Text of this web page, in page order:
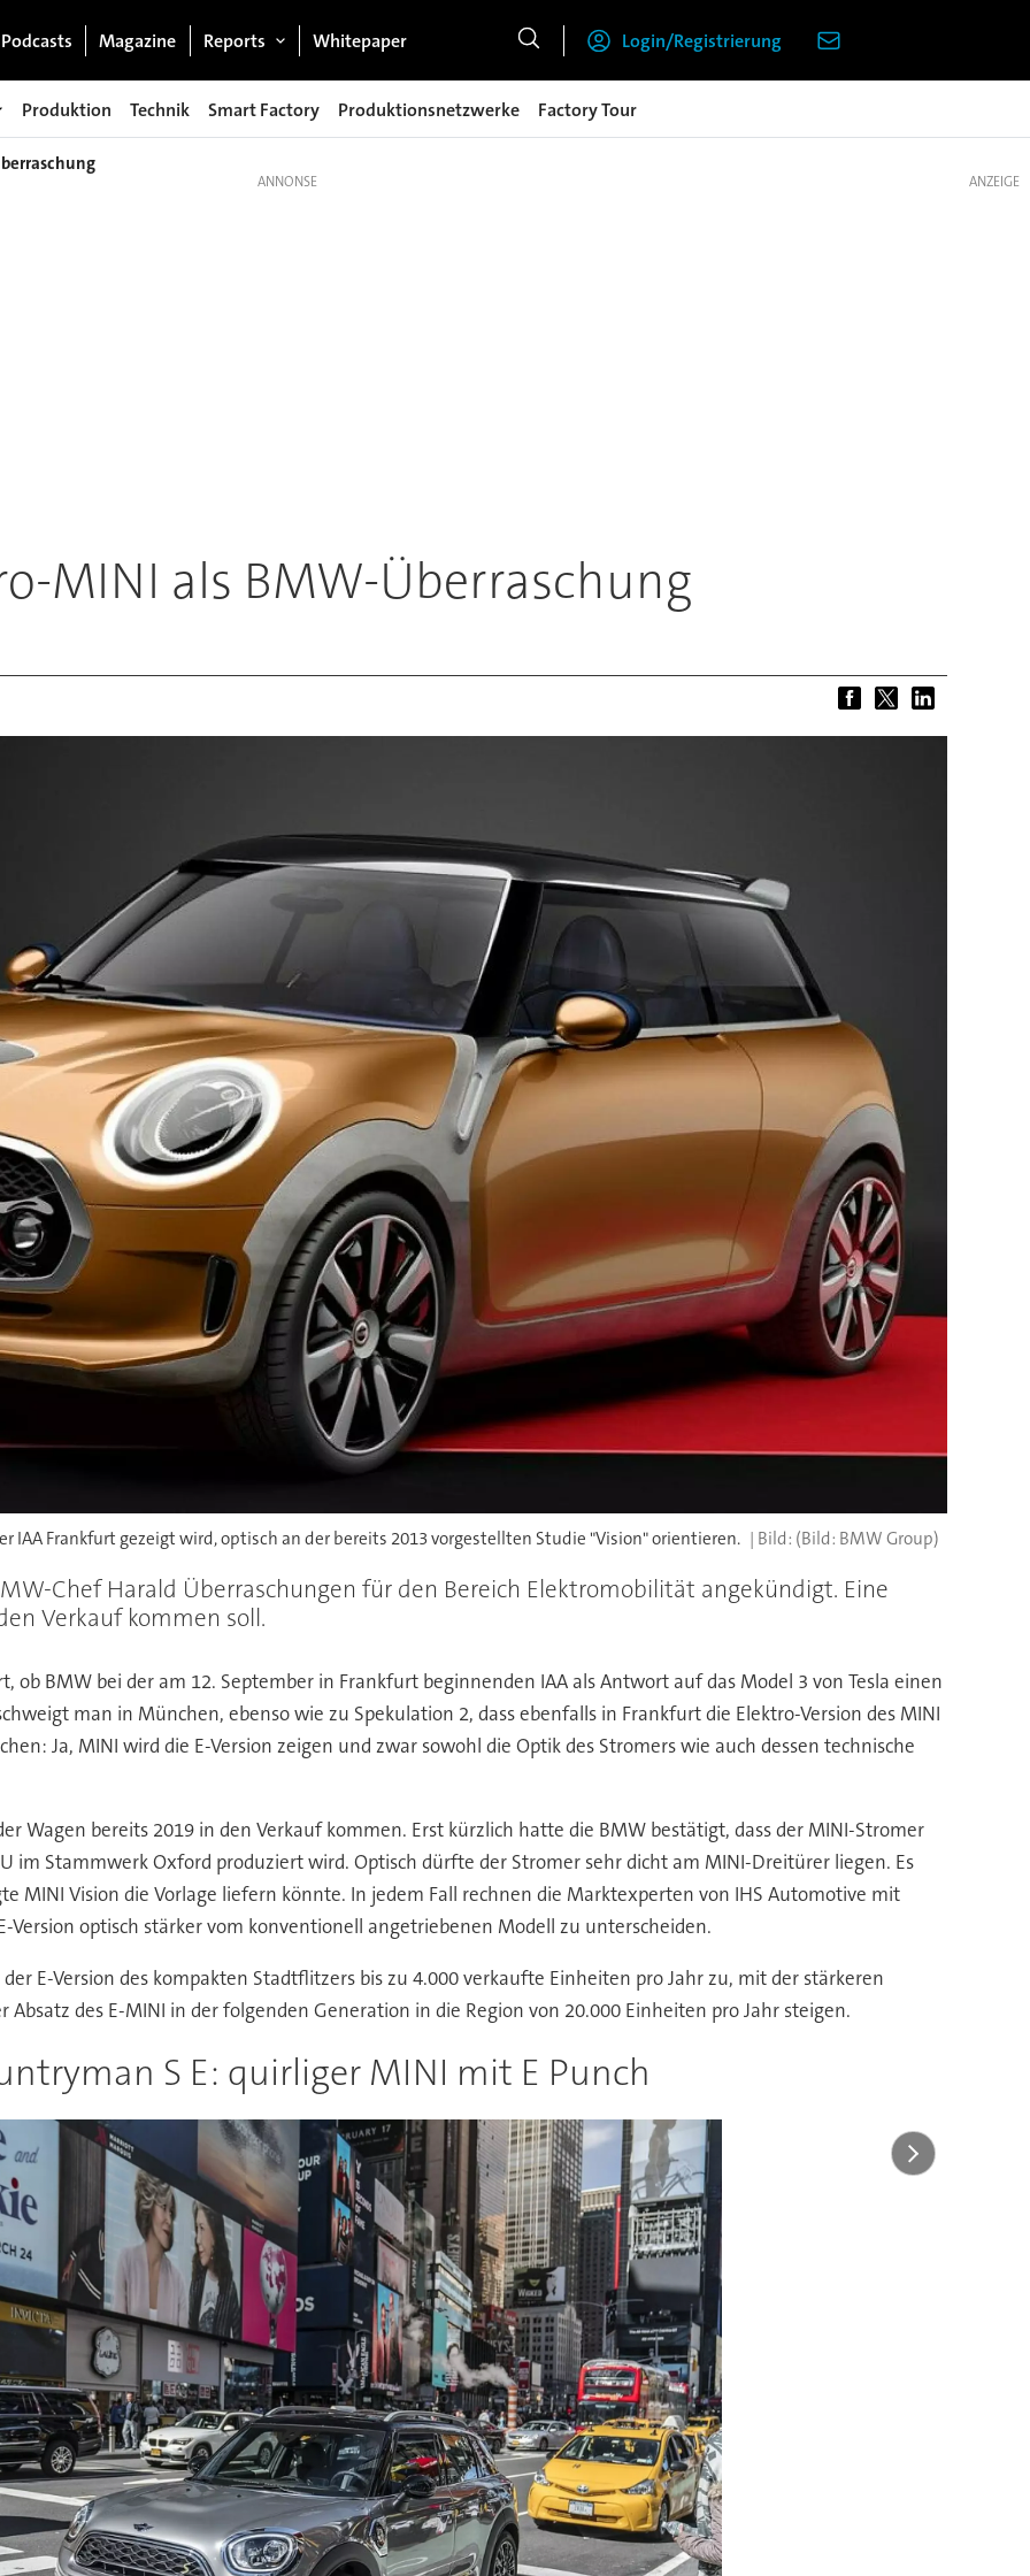
Podcasts Magazine Reports Whitepaper Login/Registrierung
Produktion Technik Smart Factory Produktionsnetzwerke Factory Tour
MINI als BMW-Überraschung
IAA Frankfurt gezeigt wird, optisch an der bereits 2013 vorgestellten Studie "Vision" orientieren. (Bild: BMW Group)
Chef Harald Überraschungen für den Bereich Elektromobilität angekündigt. Eine
Verkauf kommen soll.
ob BMW bei der am 12. September in Frankfurt beginnenden IAA als Antwort auf das Model 3 von Tesla einen
man in München, ebenso wie zu Spekulation 2, dass ebenfalls in Frankfurt die Elektro-Version des MINI
Ja, MINI wird die E-Version zeigen und zwar sowohl die Optik des Stromers wie auch dessen technische
Wagen bereits 2019 in den Verkauf kommen. Erst kürzlich hatte die BMW bestätigt, dass der MINI-Stromer
im Stammwerk Oxford produziert wird. Optisch dürfte der Stromer sehr dicht am MINI-Dreitürer liegen. Es
MINI Vision die Vorlage liefern könnte. In jedem Fall rechnen die Marktexperten von IHS Automotive mit
optisch stärker vom konventionell angetriebenen Modell zu unterscheiden.
E-Version des kompakten Stadtflitzers bis zu 4.000 verkaufte Einheiten pro Jahr zu, mit der stärkeren
des E-MINI in der folgenden Generation in die Region von 20.000 Einheiten pro Jahr steigen.
S E: quirliger MINI mit E Punch
ANZEIGE